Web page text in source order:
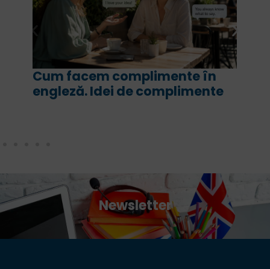
For și since în engleză. Ce sens
are fiecare și cum le folosim
Newsletter